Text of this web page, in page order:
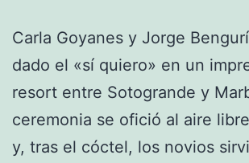
Carla Goyanes y Jorge
dado el «sí quiero» en un
resort entre Sotogrande y
ceremonia se ofició al aire
y, tras el cóctel, los novios